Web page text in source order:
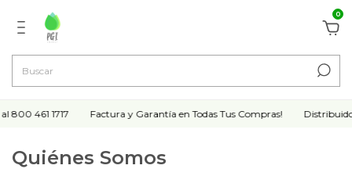
0
461 1717 Factura y Garantía en Todas Tus Compras!
Quiénes Somos